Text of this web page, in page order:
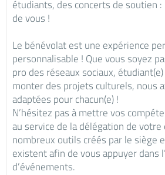
étudiants, des concerts de soutien
de vous !
Le bénévolat est une expérience
personnalisable ! Que vous soyez
pro des réseaux sociaux,
monter des projets culturels, nous
adaptées pour chacun(e) !
N’hésitez pas à mettre vos
au service de la délégation de
nombreux outils créés par le siège
existent afin de vous appuyer dans
d’événements.